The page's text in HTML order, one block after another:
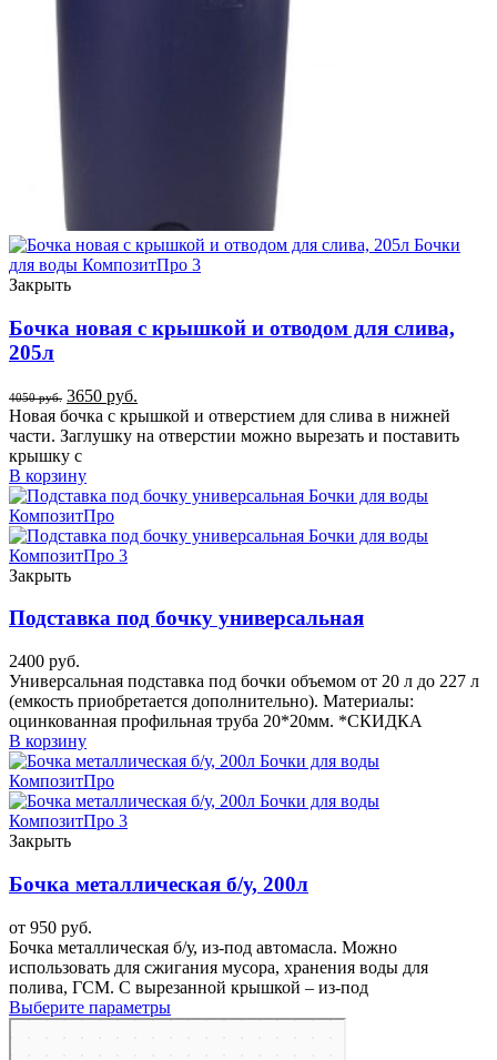
Закрыть
Бочка новая с крышкой и отводом для слива,
205л
4050руб. 3650 руб.
Новая бочка с крышкой и отверстием для слива в нижней
части. Заглушку на отверстии можно вырезать и поставить
крышку с
В корзину
Закрыть
Подставка под бочку универсальная
2400 руб.
Универсальная подставка под бочки объемом от 20 л до 227 л
(емкость приобретается дополнительно). Материалы:
оцинкованная профильная труба 20*20мм. *СКИДКА
В корзину
Закрыть
Бочка металлическая б/у, 200л
от 950 руб.
Бочка металлическая б/у, из-под автомасла. Можно
использовать для сжигания мусора, хранения воды для
полива, ГСМ. С вырезанной крышкой – из-под
Выберите параметры